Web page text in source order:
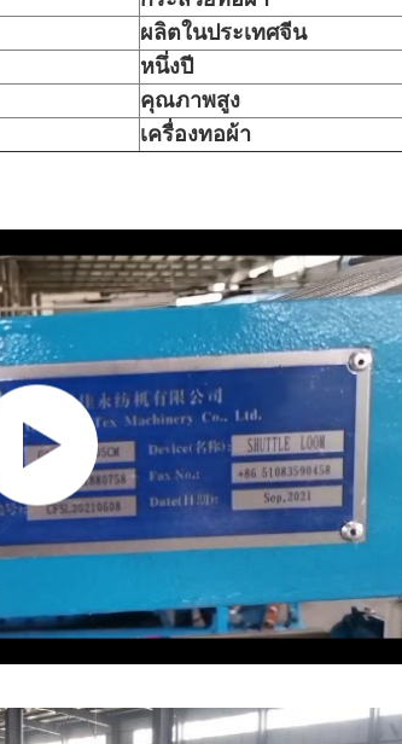
ผลิตในประเทศจีน
หนึ่งปี
คุณภาพสูง
เครื่องทอผ้า